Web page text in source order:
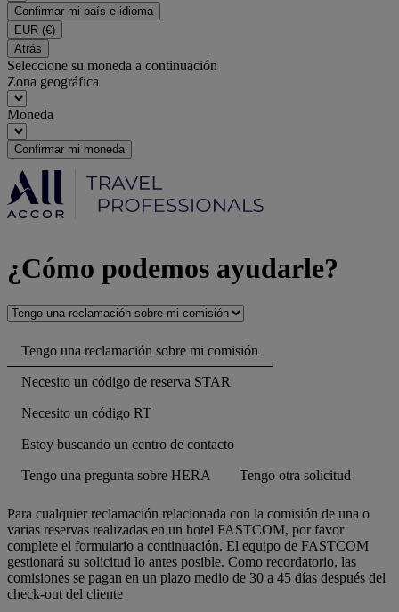
Confirmar mi país e idioma
EUR (€)
Atrás
Seleccione su moneda a continuación
Zona geográfica
Moneda
Confirmar mi moneda
¿Cómo podemos ayudarle?
Tengo una reclamación sobre mi comisión
Necesito un código de reserva STAR
Necesito un código RT
Estoy buscando un centro de contacto
Tengo una pregunta sobre HERA Tengo otra solicitud
Para cualquier reclamación relacionada con la comisión de una o
varias reservas realizadas en un hotel FASTCOM, por favor
complete el formulario a continuación. El equipo de FASTCOM
gestionará su solicitud lo antes posible. Como recordatorio, las
comisiones se pagan en un plazo medio de 30 a 45 días después del
check-out del cliente